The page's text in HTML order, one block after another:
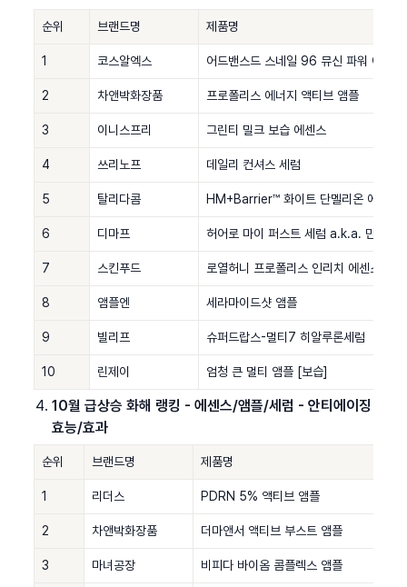
순위 브랜드명 제품명
1 코스알엑스 어드밴스드 스네일 96 뮤신 파워 에센스
2 차앤박화장품 프로폴리스 에너지 액티브 앰플
3 이니스프리 그린티 밀크 보습 에센스
4 쓰리노프 데일리 컨셔스 세럼
5 탈리다콤 HM+Barrier™ 화이트 단멜리온 에센스
6 디마프 허어로 마이 퍼스트 세럼 a.k.a. 만능기
7 스킨푸드 로열허니 프로폴리스 인리치 에센스
8 앰플엔 세라마이드샷 앰플
9 빌리프 슈퍼드랍스-멀티7 히알루론세럼
10 린제이 엄청 큰 멀티 앰플 [보습]
10월 급상승 화해 랭킹 - 에센스/앰플/세럼 - 안티에이징
효능/효과
순위 브랜드명 제품명
1 리더스 PDRN 5% 액티브 앰플
2 차앤박화장품 더마앤서 액티브 부스트 앰플
3 마녀공장 비피다 바이옴 콤플렉스 앰플